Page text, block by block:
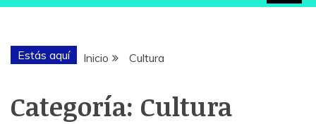
Estás aquí Inicio Cultura
Categoría: Cultura